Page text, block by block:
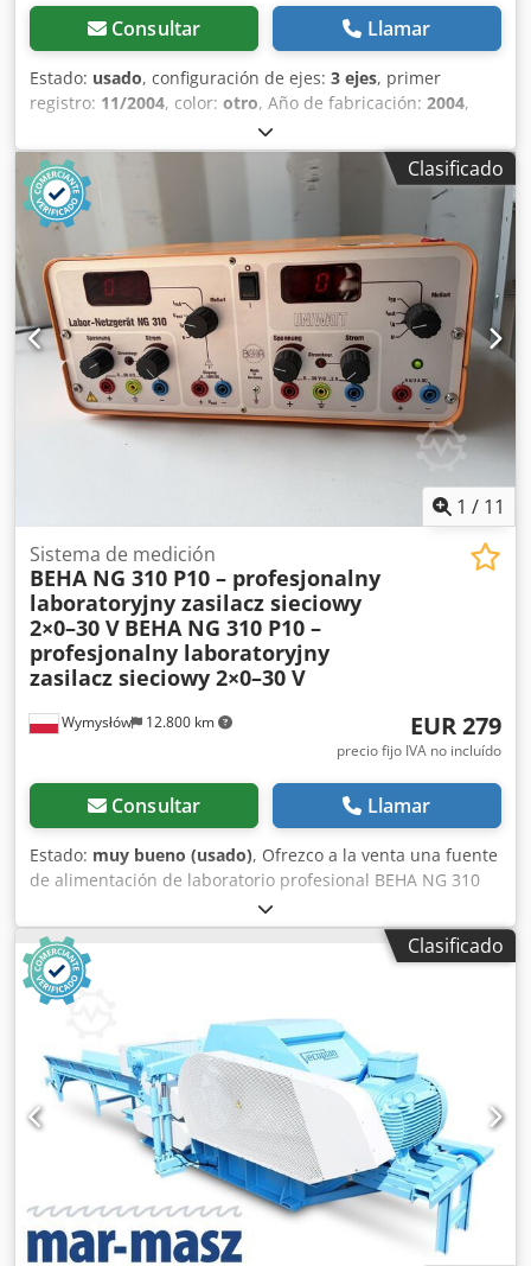
Consultar Llamar
Estado: usado, configuración de ejes: 3 ejes, primer
registro: 11/2004, color: otro, Año de fabricación: 2004,
Peso en vacío: 6.600 kg Eje 1: lado izquierdo, 10 mm; lado
derecho, 10 mm Dedpfxozgtgzj Ad Seck Eje 2: lado
izquierdo, 6 mm; lado derecho, 6 mm Eje 3: lado izquierdo,
10 mm; lado derecho, 10 mm
Clasificado
1 / 11
Wymysłów 12.800 km
Sistema de medición
BEHA NG 310 P10 – profesjonalny
laboratoryjny zasilacz sieciowy
2×0–30 V BEHA NG 310 P10 –
profesjonalny laboratoryjny
zasilacz sieciowy 2×0–30 V
EUR 279
precio fijo IVA no incluído
Consultar Llamar
Estado: muy bueno (usado), Ofrezco a la venta una fuente
de alimentación de laboratorio profesional BEHA NG 310
P10 (UNIWATT), diseñada para aplicaciones de servicio
técnico, laboratorio, educación y pruebas de dispositivos
electrónicos. El dispositivo ha sido revisado y está en
perfecto estado de funcionamiento. Está equipado con dos
salidas regulables de forma independiente de 0–30 V / 3 A
y una salida estabilizada adicional de 5 V / 3 A CC. La
fuente de alimentación cuenta con pantallas digitales y la
posibilidad de medir el voltaje y la corriente. La carcasa
presenta los típicos signos de uso, visibles en las
fotografías. Se vende exactamente en el estado que se
muestra en las imágenes. Datos técnicos: • Fabricante: CH.
BEHA GmbH • Modelo: NG 310 P10 • Voltaje de
alimentación: 230 V CA, 50/60 Hz • Consumo de corriente:
2,2 A • Salidas: Djdpfx Ajzrttfsd Sjck 2 × 0–30 V CC / 3 A 5 V
CC / 3 A • Entrada de medición: 0–100 V CC • Indicadores
Clasificado